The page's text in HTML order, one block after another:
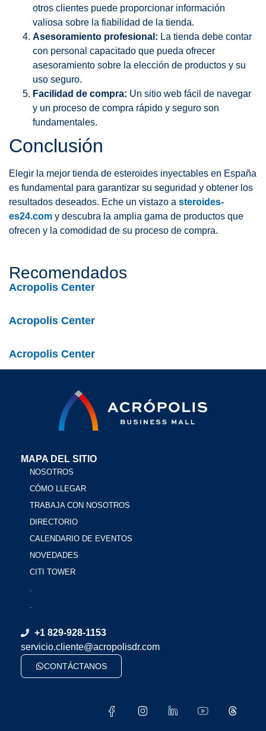
otros clientes puede proporcionar información
valiosa sobre la fiabilidad de la tienda.
Asesoramiento profesional: La tienda debe contar
con personal capacitado que pueda ofrecer
asesoramiento sobre la elección de productos y su
uso seguro.
Facilidad de compra: Un sitio web fácil de navegar
y un proceso de compra rápido y seguro son
fundamentales.
Conclusión
Elegir la mejor tienda de esteroides inyectables en España
es fundamental para garantizar su seguridad y obtener los
resultados deseados. Eche un vistazo a steroides-
es24.com y descubra la amplia gama de productos que
ofrecen y la comodidad de su proceso de compra.
Recomendados
Acropolis Center
Acropolis Center
Acropolis Center
MAPA DEL SITIO
NOSOTROS
CÓMO LLEGAR
TRABAJA CON NOSOTROS
DIRECTORIO
CALENDARIO DE EVENTOS
NOVEDADES
CITI TOWER
+1 829-928-1153
servicio.cliente@acropolisdr.com
CONTÁCTANOS